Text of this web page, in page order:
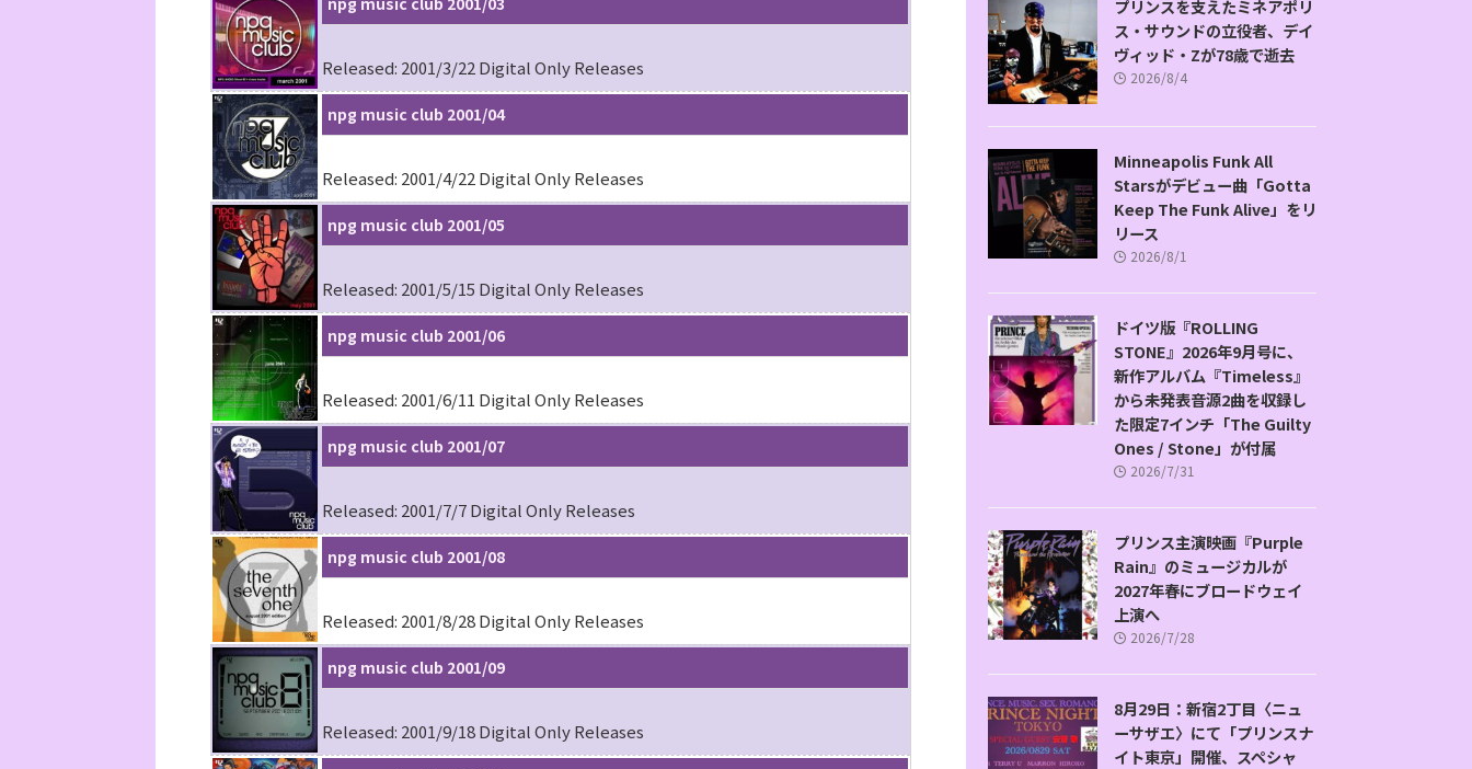
Released: 2001/3/22 Digital Only Releases
npg music club 2001/04
Released: 2001/4/22 Digital Only Releases
npg music club 2001/05
Released: 2001/5/15 Digital Only Releases
npg music club 2001/06
Released: 2001/6/11 Digital Only Releases
npg music club 2001/07
Released: 2001/7/7 Digital Only Releases
npg music club 2001/08
Released: 2001/8/28 Digital Only Releases
npg music club 2001/09
Released: 2001/9/18 Digital Only Releases
プリンスを支えたミネアポリ
ス・サウンドの立役者、デイ
ヴィッド・Zが78歳で逝去
2026/8/4
Minneapolis Funk All
Starsがデビュー曲「Gotta
Keep The Funk Alive」をリ
リース
2026/8/1
ドイツ版『ROLLING
STONE』2026年9月号に、
新作アルバム『Timeless』
から未発表音源2曲を収録し
た限定7インチ「The Guilty
Ones / Stone」が付属
2026/7/31
プリンス主演映画『Purple
Rain』のミュージカルが
2027年春にブロードウェイ
上演へ
2026/7/28
8月29日：新宿2丁目〈ニュ
ーサザエ〉にて「プリンスナ
イト東京」開催、スペシャ